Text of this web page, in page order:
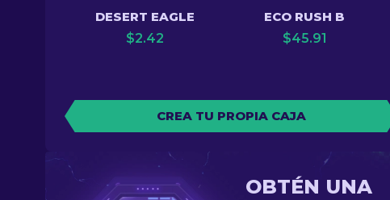
DESERT EAGLE
$2.42
ECO RUSH B
$45.91
CREA TU PROPIA CAJA
OBTÉN UNA